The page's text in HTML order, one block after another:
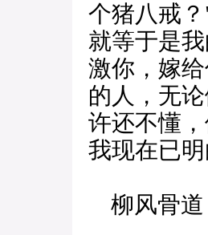
个猪八戒
就等于是
激你，嫁
的人，无
许还不懂
我现在已
柳风骨道